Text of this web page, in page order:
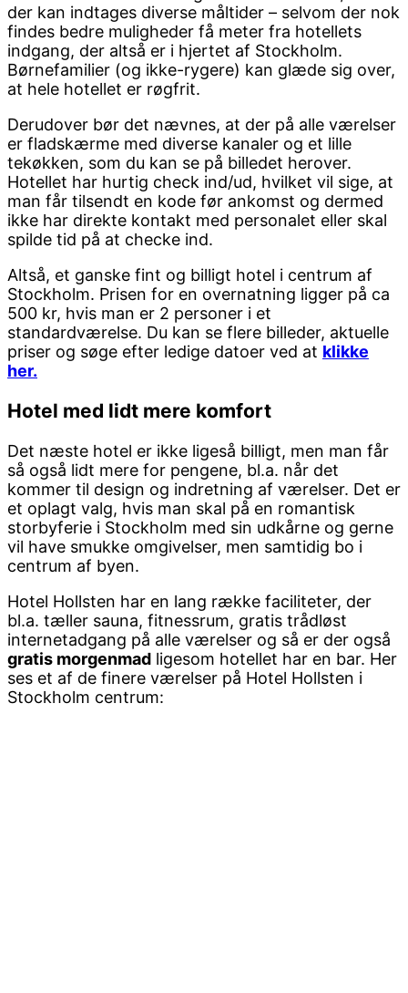
der kan indtages diverse måltider – selvom der nok
findes bedre muligheder få meter fra hotellets
indgang, der altså er i hjertet af Stockholm.
Børnefamilier (og ikke-rygere) kan glæde sig over,
at hele hotellet er røgfrit.
Derudover bør det nævnes, at der på alle værelser
er fladskærme med diverse kanaler og et lille
tekøkken, som du kan se på billedet herover.
Hotellet har hurtig check ind/ud, hvilket vil sige, at
man får tilsendt en kode før ankomst og dermed
ikke har direkte kontakt med personalet eller skal
spilde tid på at checke ind.
Altså, et ganske fint og billigt hotel i centrum af
Stockholm. Prisen for en overnatning ligger på ca
500 kr, hvis man er 2 personer i et
standardværelse. Du kan se flere billeder, aktuelle
priser og søge efter ledige datoer ved at klikke
her.
Hotel med lidt mere komfort
Det næste hotel er ikke ligeså billigt, men man får
så også lidt mere for pengene, bl.a. når det
kommer til design og indretning af værelser. Det er
et oplagt valg, hvis man skal på en romantisk
storbyferie i Stockholm med sin udkårne og gerne
vil have smukke omgivelser, men samtidig bo i
centrum af byen.
Hotel Hollsten har en lang række faciliteter, der
bl.a. tæller sauna, fitnessrum, gratis trådløst
internetadgang på alle værelser og så er der også
gratis morgenmad ligesom hotellet har en bar. Her
ses et af de finere værelser på Hotel Hollsten i
Stockholm centrum: